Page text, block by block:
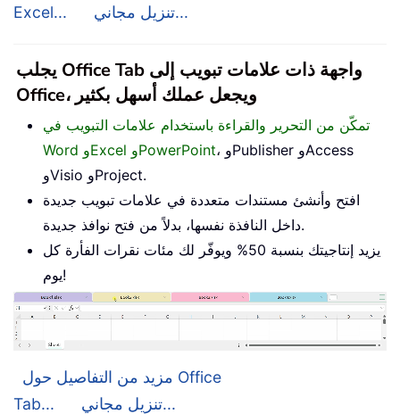
Excel...
تنزيل مجاني...
يجلب Office Tab واجهة ذات علامات تبويب إلى
Office، ويجعل عملك أسهل بكثير
تمكّن من التحرير والقراءة باستخدام علامات التبويب في
Word وExcel وPowerPoint، وPublisher وAccess
وVisio وProject.
افتح وأنشئ مستندات متعددة في علامات تبويب جديدة
داخل النافذة نفسها، بدلاً من فتح نوافذ جديدة.
يزيد إنتاجيتك بنسبة 50% ويوفّر لك مئات نقرات الفأرة كل
يوم!
مزيد من التفاصيل حول Office
Tab...
تنزيل مجاني...